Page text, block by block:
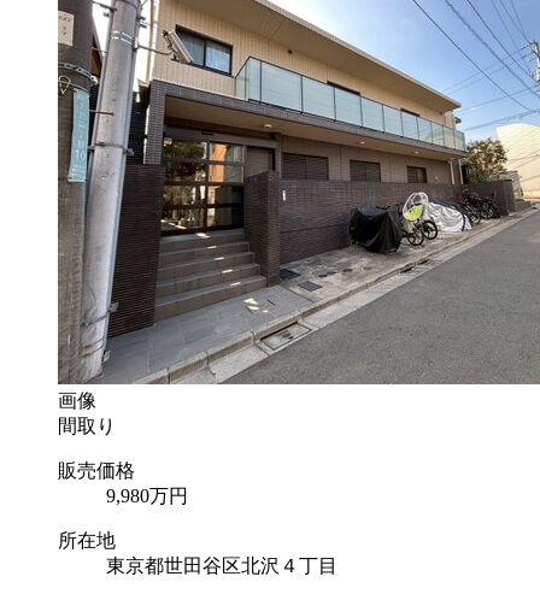
画像
間取り
販売価格
9,980万円
所在地
東京都世田谷区北沢４丁目